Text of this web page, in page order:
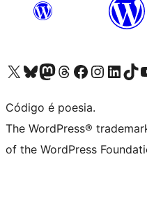
Acessar nossa conta do X (antigo Twitter)
Acessar nossa conta do Bluesky
Acessar nossa conta do Mastodon
Acessar nossa conta do Threads
Acessar nossa página do
Acessar nossa conta
Acessar nossa
Acessar
Código é poesia.
The WordPress®
of the WordPress